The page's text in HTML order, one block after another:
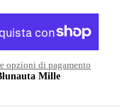
opzioni di pagamento
Mille